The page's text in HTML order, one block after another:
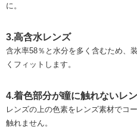
に。
3.高含水レンズ
含水率58％と水分を多く含むため、
くフィットします。
4.着色部分が瞳に触れないレ
レンズの上の色素をレンズ素材でコ
触れません。